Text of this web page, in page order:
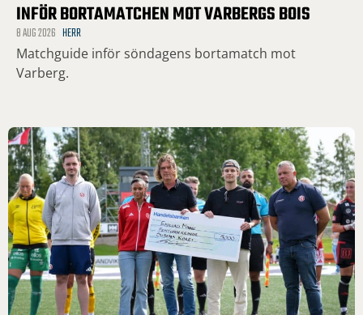
INFÖR BORTAMATCHEN MOT VARBERGS BOIS
8 AUG 2026 HERR
Matchguide inför söndagens bortamatch mot
Varberg.